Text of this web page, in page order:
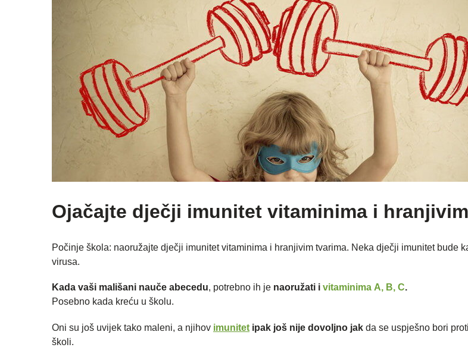
Ojačajte dječji imunitet vitaminima i
Počinje škola: naoružajte dječji imunitet vitaminima i hranjivim tvarima. Neka dječji imunitet bude
virusa.
Kada vaši mališani nauče abecedu, potrebno ih je naoružati i vitaminima A, B, C.
Posebno kada kreću u školu.
Oni su još uvijek tako maleni, a njihov imunitet ipak još nije dovoljno jak da se uspješno bori
školi.